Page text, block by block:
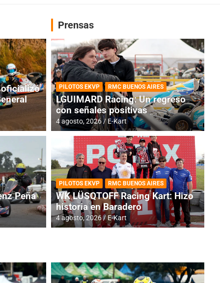
RMC BUENOS AIRES
Cerró una jornada
oficializó
Peña
Prensas
PILOTOS EKVP RMC BUENOS AIRES
LGUIMARD Racing: Un regreso
con señales positivas
4 agosto, 2026 E-Kart
PILOTOS EKVP RMC BUENOS AIRES
WK LÜSQTOFF Racing Kart: Hizo
historia en Baradero
4 agosto, 2026 E-Kart